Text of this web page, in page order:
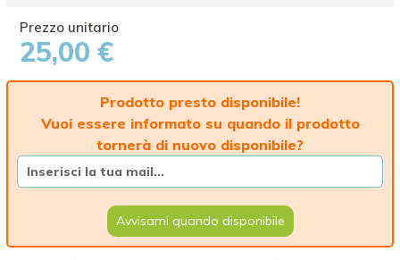
25,00 €
Prodotto presto disponibile!
Vuoi essere informato su quando il prodotto
tornerà di nuovo disponibile?
Avvisami quando disponibile